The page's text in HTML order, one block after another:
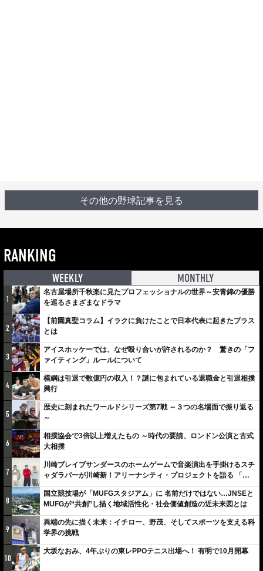
その他の野球記事を見る
RANKING
WEEKLY MONTHLY
1
名古屋場所千秋楽に見たプロフェッショナルの世界～安青錦の優勝
を巡るさまざまなドラマ
2
【前園真聖コラム】イラクに負けたことで日本代表に起きたプラス
とは
3
アイスホッケーでは、なぜ殴り合いが許されるのか？ 驚きの「フ
ァイティング」ルールについて
4
横綱は引退で数億円の収入！？謎に包まれている退職金と引退相撲
興行
5
歴史に刻まれたワールドシリーズ第7戦 ～３つの名場面で振り返る
～
6
相撲協会で3倍以上増えたもの ～時代の要請、ロンドン公演と古式
大相撲
7
川崎ブレイブサンダースのホームゲームで音楽演出を手掛けるスチ
ャダラパーが川崎新！アリーナシティ・プロジェクトを語る 「楽
しみでしかないでしょ。川崎は、ずっと成長曲線だから」
8
国立競技場が「MUFGスタジアム」に 名前だけではない…JNSEと
MUFGが“共創”し描く地域活性化・社会価値創造の近未来図とは
9
異端の先に描く未来：イチロー、野茂、そしてスポーツを支える科
学界の挑戦
10
大坂なおみ、4年ぶりの東レPPOテニス出場へ！ 有明で10月開幕